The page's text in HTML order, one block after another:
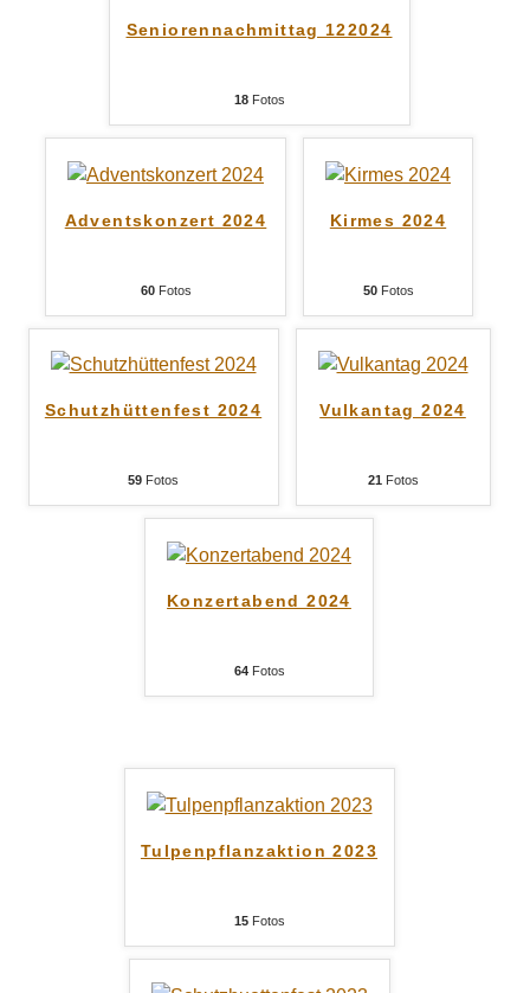
Seniorennachmittag 122024
18Fotos
Adventskonzert 2024
60Fotos
Kirmes 2024
50Fotos
Schutzhüttenfest 2024
59 Fotos
Vulkantag 2024
21 Fotos
Konzertabend 2024
64Fotos
Tulpenpflanzaktion 2023
15Fotos